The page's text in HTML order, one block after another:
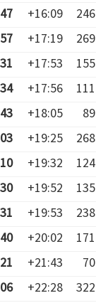
+16:09 246
+17:19 269
+17:53 155
+17:56 111
+18:05 89
+19:25 268
+19:32 124
+19:52 135
+19:53 238
+20:02 171
+21:43 70
+22:28 322